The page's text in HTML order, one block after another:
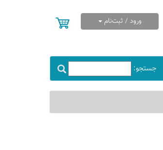
ورود / ثبت‌نام
جستجو: